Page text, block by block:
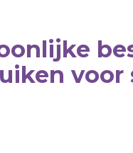
voor